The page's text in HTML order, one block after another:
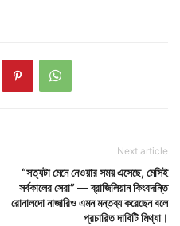
Next article
“সত্যটা মেনে নেওয়ার সময় এসেছে, মেসিই
সর্বকালের সেরা” — ব্রাজিলিয়ান কিংবদন্তি
রোনালদো নাজারিও এমন মন্তব্য করেছেন বলে
প্রচারিত দাবিটি মিথ্যা।